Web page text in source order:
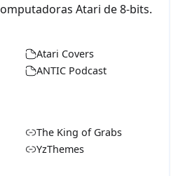
Atari de 8-bits.
Atari Covers
ANTIC Podcast
The King of Grabs
YzThemes